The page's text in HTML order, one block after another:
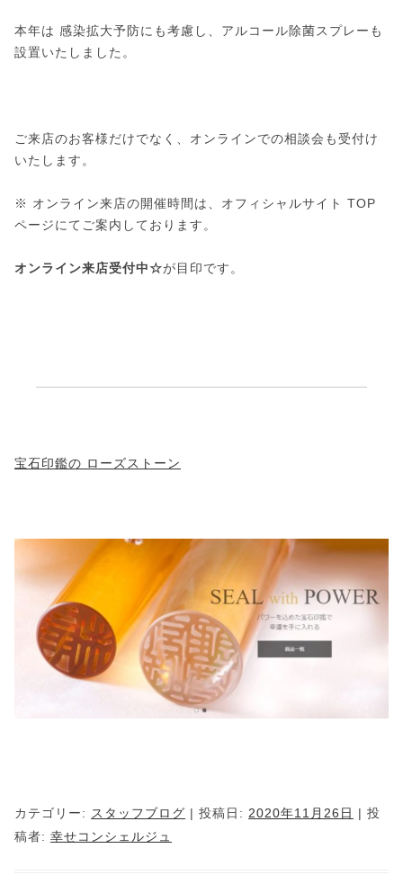
本年は 感染拡大予防にも考慮し、アルコール除菌スプレーも
設置いたしました。
ご来店のお客様だけでなく、オンラインでの相談会も受付け
いたします。
※ オンライン来店の開催時間は、オフィシャルサイト TOP
ページにてご案内しております。
オンライン来店受付中☆が目印です。
宝石印鑑の ローズストーン
カテゴリー: スタッフブログ | 投稿日: 2020年11月26日 | 投
稿者: 幸せコンシェルジュ